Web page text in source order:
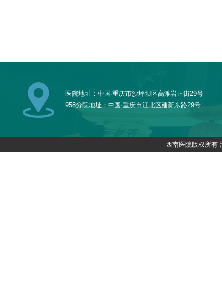
医院地址：中国·重庆市沙坪坝区高滩岩正街29号
958分院地址：中国·重庆市江北区建新东路29号
西南医院版权所有